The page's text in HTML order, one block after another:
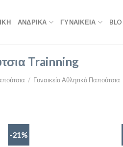
ΑΝΔΡΙΚΑ ΓΥΝΑΙΚΕΙΑ
Trainning
/ Γυναικεία Αθλητικά Παπούτσια
-21%